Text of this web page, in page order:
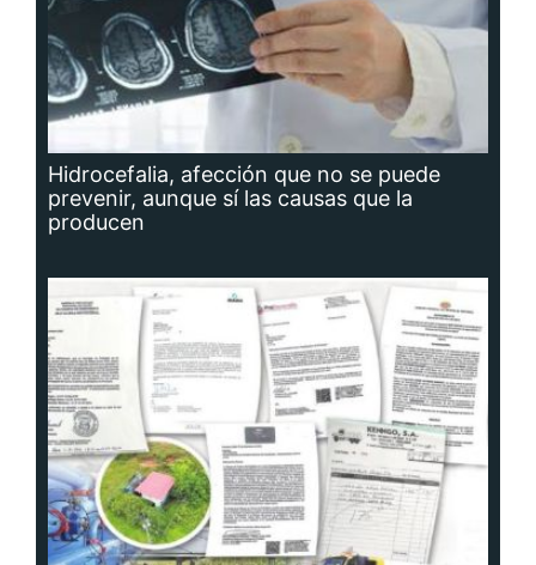
Hidrocefalia, afección que no se puede
prevenir, aunque sí las causas que la
producen